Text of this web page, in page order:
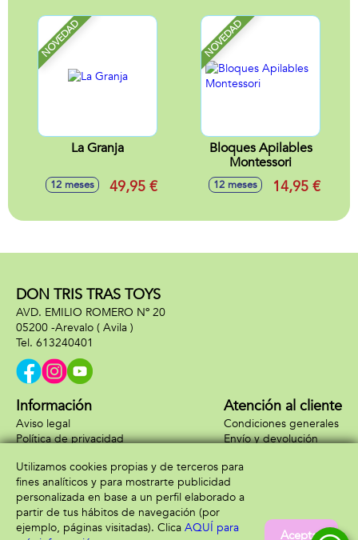
NOVEDAD
La Granja
12 meses 49,95 €
NOVEDAD
Bloques Apilables
Montessori
12 meses 14,95 €
DON TRIS TRAS TOYS
AVD. EMILIO ROMERO Nº 20
05200 -Arevalo ( Avila )
613240401
Información
Aviso legal
Política de privacidad
Atención al cliente
Condiciones generales
Envío y devolución
Formas de pago
Utilizamos cookies propias y de terceros para
fines analíticos y para mostrarte publicidad
personalizada en base a un perfil elaborado a
partir de tus hábitos de navegación (por
ejemplo, páginas visitadas). Clica AQUÍ para
Aceptar